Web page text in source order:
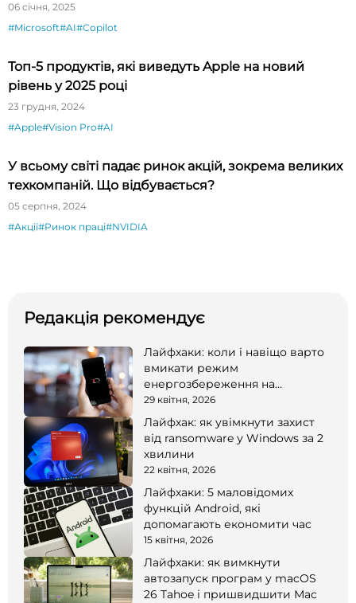
06 січня, 2025
#Microsoft#AI#Copilot
Топ-5 продуктів, які виведуть Apple на новий
рівень у 2025 році
23 грудня, 2024
#Apple#Vision Pro#AI
У всьому світі падає ринок акцій, зокрема великих
техкомпаній. Що відбувається?
05 серпня, 2024
#Акції#Ринок праці#NVIDIA
Редакція рекомендує
Лайфхаки: коли і навіщо варто
вмикати режим
енергозбереження на
смартфоні
29 квітня, 2026
Лайфхак: як увімкнути захист
від ransomware у Windows за 2
хвилини
22 квітня, 2026
Лайфхаки: 5 маловідомих
функцій Android, які
допомагають економити час
15 квітня, 2026
Лайфхаки: як вимкнути
автозапуск програм у macOS
26 Tahoe і пришвидшити Mac